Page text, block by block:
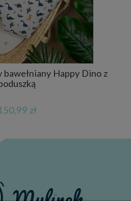
bawełniany Happy Dino z
zł